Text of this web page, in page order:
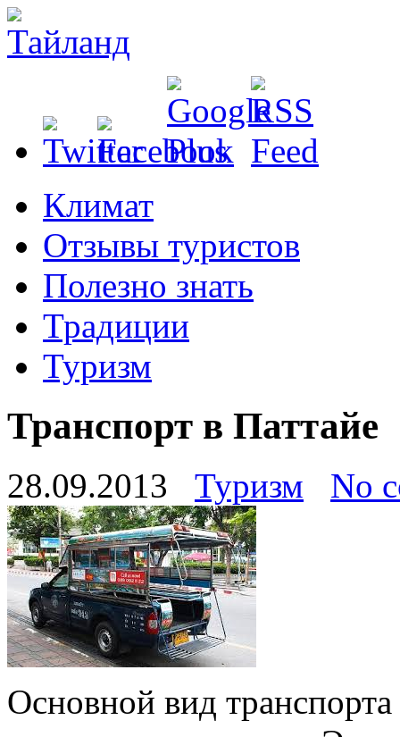
Климат
Отзывы туристов
Полезно знать
Традиции
Туризм
Транспорт в Паттайе
28.09.2013 Туризм No
Основной вид